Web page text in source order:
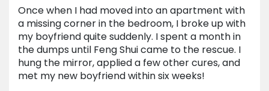
Once when I had moved into an apartment with
a missing corner in the bedroom, I broke up with
my boyfriend quite suddenly. I spent a month in
the dumps until Feng Shui came to the rescue. I
hung the mirror, applied a few other cures, and
met my new boyfriend within six weeks!